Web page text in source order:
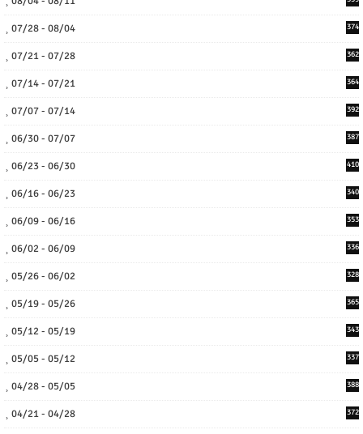
07/28 - 08/04 374
07/21 - 07/28 362
07/14 - 07/21 364
07/07 - 07/14 392
06/30 - 07/07 387
06/23 - 06/30 410
06/16 - 06/23 340
06/09 - 06/16 353
06/02 - 06/09 336
05/26 - 06/02 328
05/19 - 05/26 365
05/12 - 05/19 343
05/05 - 05/12 337
04/28 - 05/05 388
04/21 - 04/28 372